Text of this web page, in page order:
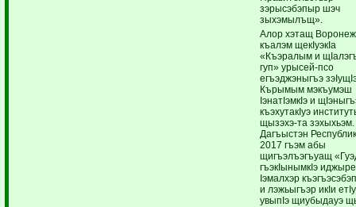
зэрысэбэпыр шэч
зыхэмылъщ».
Алор хэтащ Воронеж
къалэм щекIуэкIа
«Къэралым и
гуп» урысей-псо
егъэджэныгъэ
Кърымым мэкъумэш
IэнатIэмкIэ и
къэхутакIуэ
щызэхэ-та зэхыхьэм.
Дагъыстэн
2017 гъэм абы
щигъэлъэгъуащ
гъэкIынымкIэ
Iэмалхэр
и лэжьыгъэр икIи
увыпIэ щиубыдауэ